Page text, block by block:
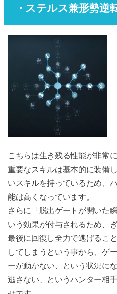
・ステルス兼形勢逆
こちらは生き残る性能が非常
重要なスキルは基本的に装備
いスキルを持っているため、
能は高くなっています。
さらに「脱出ゲートが開いた
いう効果が付与されるため、
最後に回復し全力で逃げるこ
してしまうという事から、ゲ
ーが動かない、という状況に
逃さない、というハンター相